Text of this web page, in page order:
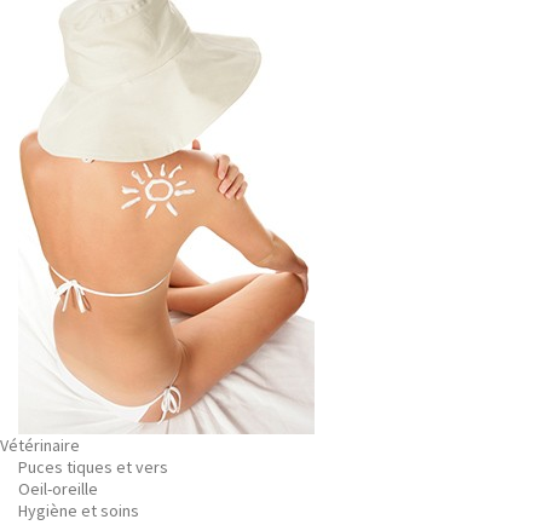
Vétérinaire
Puces tiques et vers
Oeil-oreille
Hygiène et soins